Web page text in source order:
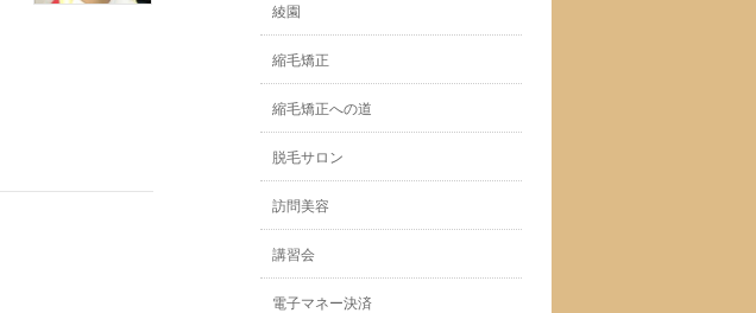
綾園
縮毛矯正
縮毛矯正への道
脱毛サロン
訪問美容
講習会
電子マネー決済